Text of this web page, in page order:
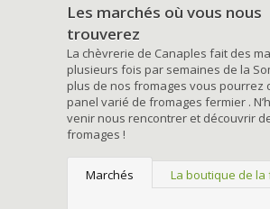
Les marchés où vous nous
trouverez
La chèvrerie de Canaples fait des
plusieurs fois par semaines de la
plus de nos fromages vous pourrez
panel varié de fromages fermier .
venir nous rencontrer et découvrir
fromages !
Marchés La boutique de la